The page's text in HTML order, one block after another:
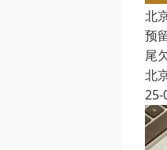
北
预
尾
北
25-